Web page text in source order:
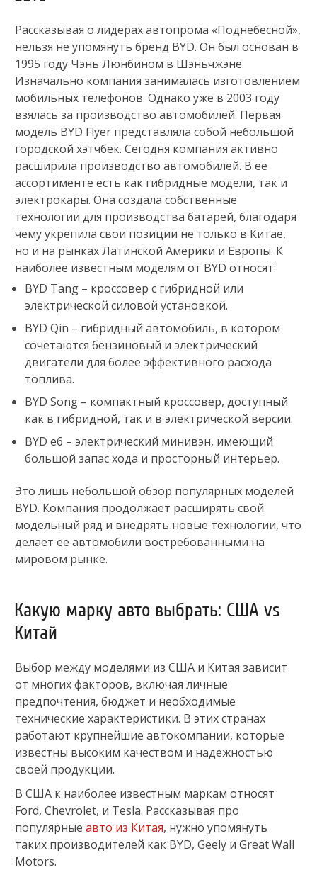
Рассказывая о лидерах автопрома «Поднебесной»,
нельзя не упомянуть бренд BYD. Он был основан в
1995 году Чэнь Люнбином в Шэньчжэне.
Изначально компания занималась изготовлением
мобильных телефонов. Однако уже в 2003 году
взялась за производство автомобилей. Первая
модель BYD Flyer представляла собой небольшой
городской хэтчбек. Сегодня компания активно
расширила производство автомобилей. В ее
ассортименте есть как гибридные модели, так и
электрокары. Она создала собственные
технологии для производства батарей, благодаря
чему укрепила свои позиции не только в Китае,
но и на рынках Латинской Америки и Европы. К
наиболее известным моделям от BYD относят:
BYD Tang – кроссовер с гибридной или
электрической силовой установкой.
BYD Qin – гибридный автомобиль, в котором
сочетаются бензиновый и электрический
двигатели для более эффективного расхода
топлива.
BYD Song – компактный кроссовер, доступный
как в гибридной, так и в электрической версии.
BYD e6 – электрический минивэн, имеющий
большой запас хода и просторный интерьер.
Это лишь небольшой обзор популярных моделей
BYD. Компания продолжает расширять свой
модельный ряд и внедрять новые технологии, что
делает ее автомобили востребованными на
мировом рынке.
Какую марку авто выбрать: США vs
Китай
Выбор между моделями из США и Китая зависит
от многих факторов, включая личные
предпочтения, бюджет и необходимые
технические характеристики. В этих странах
работают крупнейшие автокомпании, которые
известны высоким качеством и надежностью
своей продукции.
В США к наиболее известным маркам относят
Ford, Chevrolet, и Tesla. Рассказывая про
популярныеавто из Китая, нужно упомянуть
таких производителей как BYD, Geely и Great Wall
Motors.